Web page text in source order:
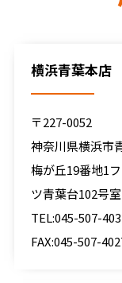
横浜青葉本店
〒227-0052
神奈川県横浜市
梅が丘19番地1
ツ青葉台102号室
TEL:045-507-
FAX:045-507-